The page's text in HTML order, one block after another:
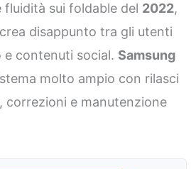
sui foldable del 2022,
disappunto tra gli utenti
contenuti social. Samsung
molto ampio con rilasci
correzioni e manutenzione